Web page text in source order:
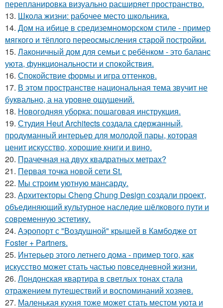
перепланировка визуально расширяет пространство.
13. Школа жизни: рабочее место школьника.
14. Дом на ибице в средиземноморском стиле - пример
мягкого и тёплого переосмысления старой постройки.
15. Лаконичный дом для семьи с ребёнком - это баланс
уюта, функциональности и спокойствия.
16. Спокойствие формы и игра оттенков.
17. В этом пространстве национальная тема звучит не
буквально, а на уровне ощущений.
18. Новогодняя уборка: пошаговая инструкция.
19. Студия Heut Architects создала сдержанный,
продуманный интерьер для молодой пары, которая
ценит искусство, хорошие книги и вино.
20. Прачечная на двух квадратных метрах?
21. Первая точка новой сети St.
22. Мы строим уютную мансарду.
23. Архитекторы Cheng Chung Design создали проект,
объединяющий культурное наследие шёлкового пути и
современную эстетику.
24. Аэропорт с "Воздушной" крышей в Камбодже от
Foster + Partners.
25. Интерьер этого летнего дома - пример того, как
искусство может стать частью повседневной жизни.
26. Лондонская квартира в светлых тонах стала
отражением путешествий и воспоминаний хозяев.
27. Маленькая кухня тоже может стать местом уюта и